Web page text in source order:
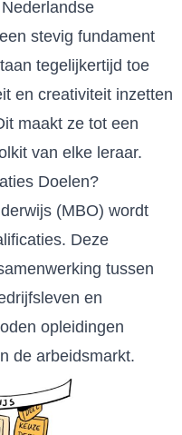
stevig fundament
tegelijkertijd toe
en creativiteit inzetten
maakt ze tot een
van elke leraar.
Doelen?
(MBO) wordt
Deze
tussen
en
opleidingen
de arbeidsmarkt.